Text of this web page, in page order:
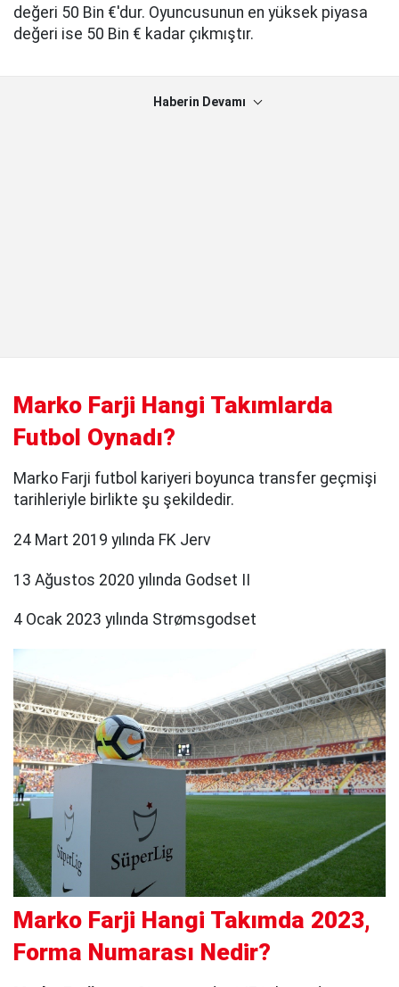
değeri 50 Bin €'dur. Oyuncusunun en yüksek piyasa
değeri ise 50 Bin € kadar çıkmıştır.
Haberin Devamı
Marko Farji Hangi Takımlarda
Futbol Oynadı?
Marko Farji futbol kariyeri boyunca transfer geçmişi
tarihleriyle birlikte şu şekildedir.
24 Mart 2019 yılında FK Jerv
13 Ağustos 2020 yılında Godset II
4 Ocak 2023 yılında Strømsgodset
Marko Farji Hangi Takımda 2023,
Forma Numarası Nedir?